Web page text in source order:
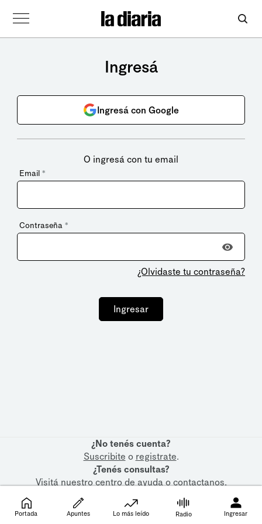
Ingresá
Ingresá con Google
O ingresá con tu email
Email *
Contraseña *
¿Olvidaste tu contraseña?
Ingresar
¿No tenés cuenta?
Suscribite o registrate.
¿Tenés consultas?
Visitá nuestrocentro de ayudaocontactanos.
Portada Apuntes Lo más leído Radio Ingresar